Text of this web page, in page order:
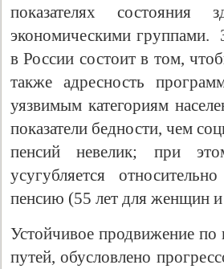
показателях
экономическими группами.
в России состоит в том,
также адресность
уязвимым категориям
показатели бедности, чем
пенсий невелик; при
усугубляется
пенсию (55 лет для женщин
Устойчивое продвижение по
путей, обусловлено